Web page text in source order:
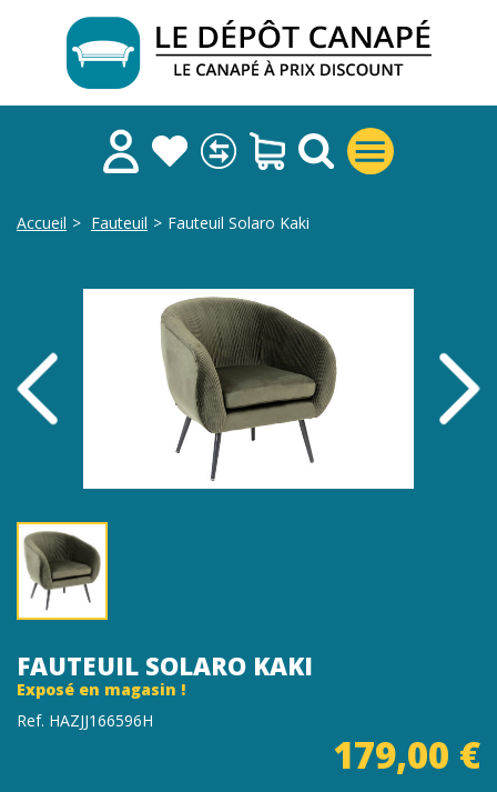
Accueil > Fauteuil > Fauteuil Solaro Kaki
FAUTEUIL SOLARO KAKI
Exposé en magasin !
Ref. HAZJJ166596H
179,00 €